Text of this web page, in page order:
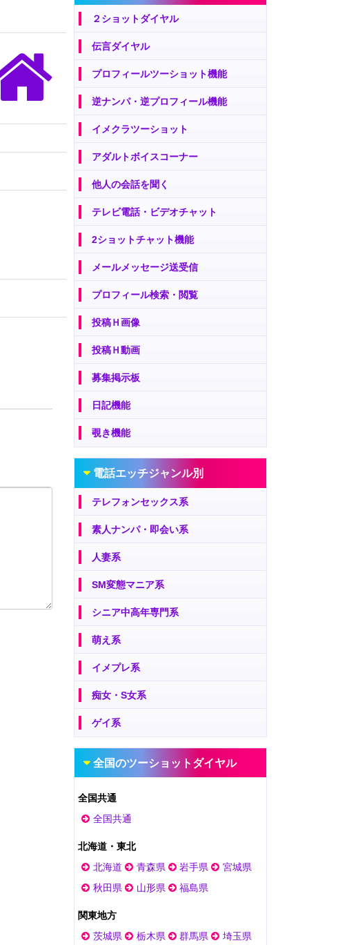
２ショットダイヤル
伝言ダイヤル
プロフィールツーショット機能
逆ナンパ・逆プロフィール機能
イメクラツーショット
アダルトボイスコーナー
他人の会話を聞く
テレビ電話・ビデオチャット
2ショットチャット機能
メールメッセージ送受信
プロフィール検索・閲覧
投稿Ｈ画像
投稿Ｈ動画
募集掲示板
日記機能
覗き機能
電話エッチジャンル別
テレフォンセックス系
素人ナンパ・即会い系
人妻系
SM変態マニア系
シニア中高年専門系
萌え系
イメプレ系
痴女・S女系
ゲイ系
全国のツーショットダイヤル
全国共通
全国共通
北海道・東北
北海道
青森県 岩手県
宮城県
秋田県
山形県 福島県
関東地方
茨城県
栃木県 群馬県
埼玉県